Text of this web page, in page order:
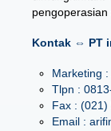
pengoperasian
Kontak ⇔ PT
Marketing
Tlpn :
Fax : (021)
Email :